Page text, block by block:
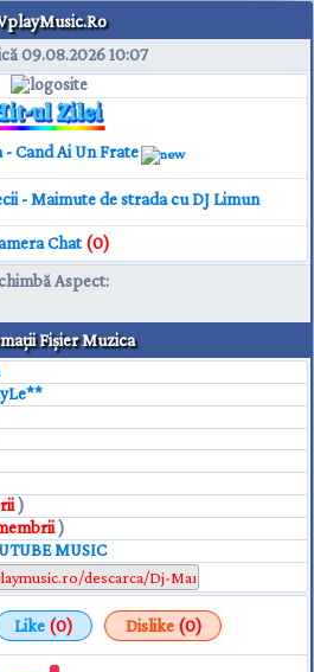
09.08.202610:07
- Cand Ai Un Frate
- Maimute de strada cu DJ Limun
Chat(0)
Aspect:
Fişier Muzica
)
)
MUSIC
Like (0) Dislike (0)